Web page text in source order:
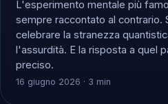
L'esperimento mentale più
sempre raccontato al contrario.
celebrare la stranezza
l'assurdità. E la risposta a quel
preciso.
16 giugno 2026 · 3 min